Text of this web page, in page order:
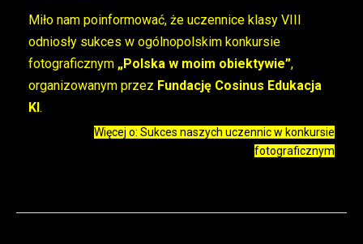
Miło nam poinformować, że uczennice klasy VIII
odniosły sukces w ogólnopolskim konkursie
fotograficznym „Polska w moim obiektywie”,
organizowanym przez Fundację Cosinus Edukacja
KI.
Więcej o: Sukces naszych uczennic w konkursie
fotograficznym